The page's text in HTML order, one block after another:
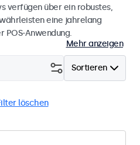
verfügen über ein robustes,
eine jahrelang
POS-Anwendung.
Mehr anzeigen
Sortieren
löschen